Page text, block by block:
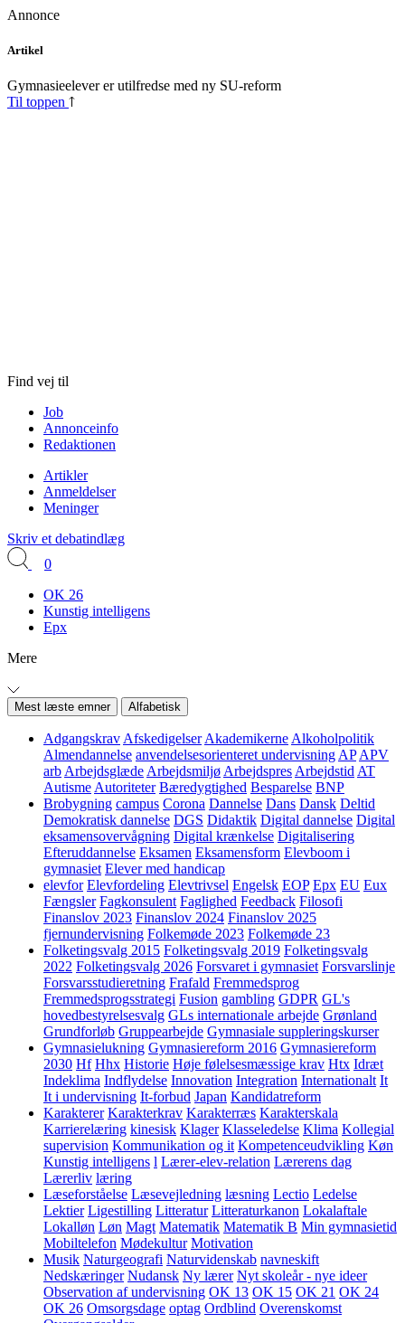
Annonce
Skip
content
Artikel
Gymnasieelever er utilfredse med ny SU-reform
Til toppen
Find vej til
Job
Annonceinfo
Redaktionen
Artikler
Anmeldelser
Meninger
Skriv et debatindlæg
0
OK 26
Kunstig intelligens
Epx
Mere
Mest læste emner Alfabetisk
Adgangskrav Afskedigelser Akademikerne Alkoholpolitik
Almendannelse anvendelsesorienteret undervisning AP APV
arb Arbejdsglæde Arbejdsmiljø Arbejdspres Arbejdstid AT
Autisme Autoriteter Bæredygtighed Besparelse BNP
Brobygning campus Corona Dannelse Dans Dansk Deltid
Demokratisk dannelse DGS Didaktik Digital dannelse Digital
eksamensovervågning Digital krænkelse Digitalisering
Efteruddannelse Eksamen Eksamensform Elevboom i
gymnasiet Elever med handicap
elevfor Elevfordeling Elevtrivsel Engelsk EOP Epx EU Eux
Fængsler Fagkonsulent Faglighed Feedback Filosofi
Finanslov 2023 Finanslov 2024 Finanslov 2025
fjernundervisning Folkemøde 2023 Folkemøde 23
Folketingsvalg 2015 Folketingsvalg 2019 Folketingsvalg
2022 Folketingsvalg 2026 Forsvaret i gymnasiet Forsvarslinje
Forsvarsstudieretning Frafald Fremmedsprog
Fremmedsprogsstrategi Fusion gambling GDPR GL's
hovedbestyrelsesvalg GLs internationale arbejde Grønland
Grundforløb Gruppearbejde Gymnasiale suppleringskurser
Gymnasielukning Gymnasiereform 2016 Gymnasiereform
2030 Hf Hhx Historie Høje følelsesmæssige krav Htx Idræt
Indeklima Indflydelse Innovation Integration Internationalt It
It i undervisning It-forbud Japan Kandidatreform
Karakterer Karakterkrav Karakterræs Karakterskala
Karrierelæring kinesisk Klager Klasseledelse Klima Kollegial
supervision Kommunikation og it Kompetenceudvikling Køn
Kunstig intelligens l Lærer-elev-relation Lærerens dag
Lærerliv læring
Læseforståelse Læsevejledning læsning Lectio Ledelse
Lektier Ligestilling Litteratur Litteraturkanon Lokalaftale
Lokalløn Løn Magt Matematik Matematik B Min gymnasietid
Mobiltelefon Mødekultur Motivation
Musik Naturgeografi Naturvidenskab navneskift
Nedskæringer Nudansk Ny lærer Nyt skoleår - nye ideer
Observation af undervisning OK 13 OK 15 OK 21 OK 24
OK 26 Omsorgsdage optag Ordblind Overenskomst